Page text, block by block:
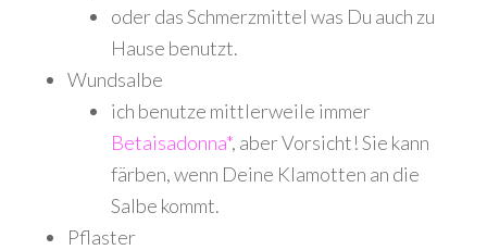
oder das Schmerzmittel was Du auch zu
Hause benutzt.
Wundsalbe
ich benutze mittlerweile immer
Betaisadonna*, aber Vorsicht! Sie kann
färben, wenn Deine Klamotten an die
Salbe kommt.
Pflaster